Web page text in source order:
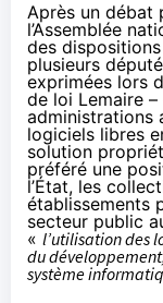
Après un débat
l’Assemblée
des
plusieurs
exprimées lors
de loi Lemaire
administrations
logiciels libres
solution
préféré une
l’État, les
établissements
secteur public
« l’utilisation des
du
système